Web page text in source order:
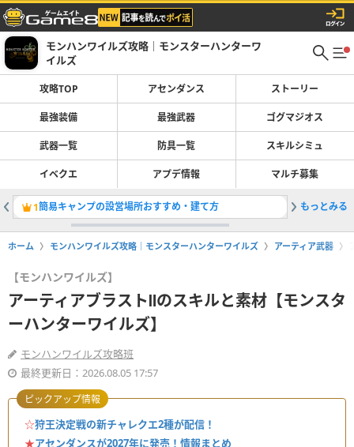
モンハンワイルズ攻略｜モンスターハンターワ
イルズ
攻略TOP アセンダンス ストーリー
最強装備 最強武器 ゴグマジオス
武器一覧 防具一覧 スキルシミュ
イベクエ アプデ情報 マルチ募集
1簡易キャンプの設営場所おすすめ・建て方 2最強装
もっとみる
ホーム モンハンワイルズ攻略｜モンスターハンターワイルズ アーティア武器
【モンハンワイルズ】
アーティアブラストⅡのスキルと素材【モンスタ
ーハンターワイルズ】
モンハンワイルズ攻略班
最終更新日：2026.08.05 17:57
☆狩王決定戦の新チャレクエ2種が配信！
★アセンダンスが2027年に発売！情報まとめ
ピックアップ情報